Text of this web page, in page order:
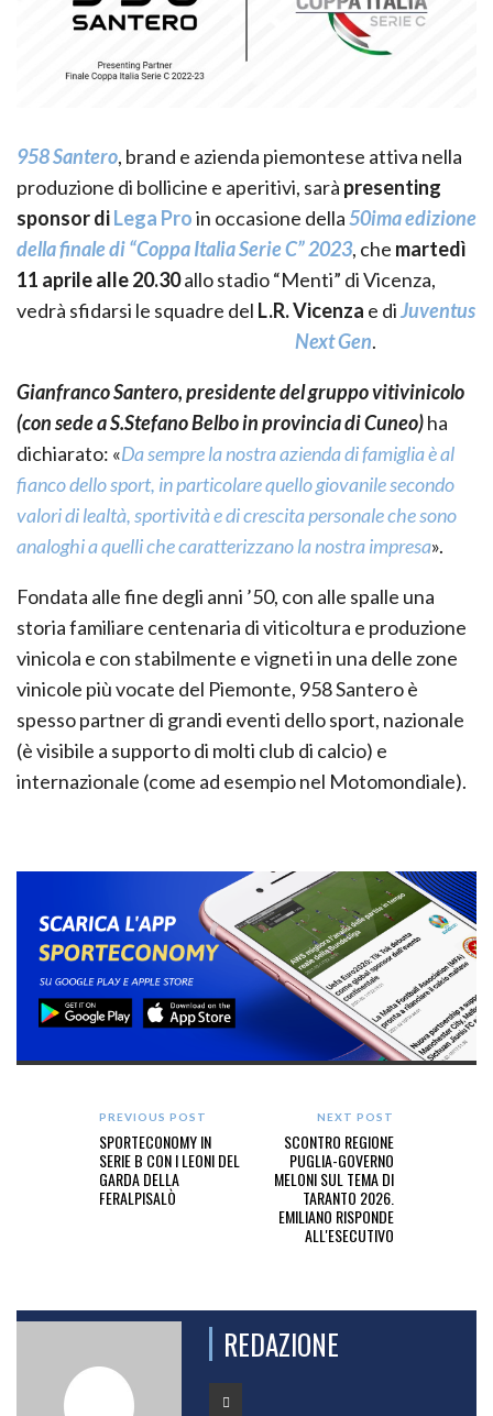
958 Santero, brand e azienda piemontese attiva nella
produzione di bollicine e aperitivi, sarà presenting
sponsor diLega Proin occasione della50ima edizione
della finale di “Coppa Italia Serie C” 2023, che martedì
11 aprile alle 20.30allo stadio “Menti” di Vicenza,
vedrà sfidarsi le squadre del L.R. Vicenza e diJuventus
Next Gen.
Gianfranco Santero, presidente del gruppo vitivinicolo
(con sede a S.Stefano Belbo in provincia di Cuneo)ha
dichiarato: «Da sempre la nostra azienda di famiglia è al
fianco dello sport, in particolare quello giovanile secondo
valori di lealtà, sportività e di crescita personale che sono
analoghi a quelli che caratterizzano la nostra impresa».
Fondata alle fine degli anni ’50, con alle spalle una
storia familiare centenaria di viticoltura e produzione
vinicola e con stabilmente e vigneti in una delle zone
vinicole più vocate del Piemonte, 958 Santero è
spesso partner di grandi eventi dello sport, nazionale
(è visibile a supporto di molti club di calcio) e
internazionale (come ad esempio nel Motomondiale).
PREVIOUS POST
SPORTECONOMY IN
SERIE B CON I LEONI DEL
GARDA DELLA
FERALPISALÒ
NEXT POST
SCONTRO REGIONE
PUGLIA-GOVERNO
MELONI SUL TEMA DI
TARANTO 2026.
EMILIANO RISPONDE
ALL'ESECUTIVO
REDAZIONE